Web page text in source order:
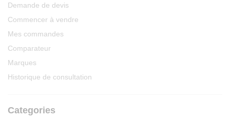
Demande de devis
Commencer à vendre
Mes commandes
Comparateur
Marques
Historique de consultation
Categories